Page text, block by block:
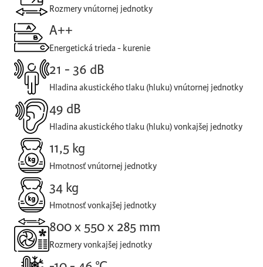
Rozmery vnútornej jednotky
A++
Energetická trieda - kurenie
21 - 36 dB
Hladina akustického tlaku (hluku) vnútornej jednotky
49 dB
Hladina akustického tlaku (hluku) vonkajšej jednotky
11,5 kg
Hmotnosť vnútornej jednotky
34 kg
Hmotnosť vonkajšej jednotky
800 x 550 x 285 mm
Rozmery vonkajšej jednotky